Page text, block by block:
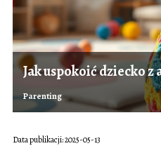
Jak uspokoić dziecko z
Parenting
Data publikacji: 2025-05-13